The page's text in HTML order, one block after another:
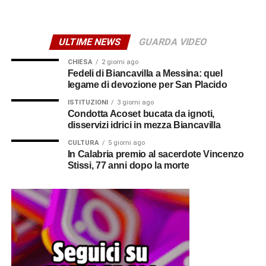
ULTIME NEWS GUARDA VIDEO
CHIESA 2 giorni ago
Fedeli di Biancavilla a Messina: quel
legame di devozione per San Placido
ISTITUZIONI 3 giorni ago
Condotta Acoset bucata da ignoti,
disservizi idrici in mezza Biancavilla
CULTURA 5 giorni ago
In Calabria premio al sacerdote Vincenzo
Stissi, 77 anni dopo la morte